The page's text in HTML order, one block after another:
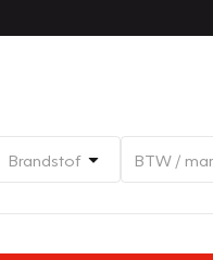
Brandstof BTW /